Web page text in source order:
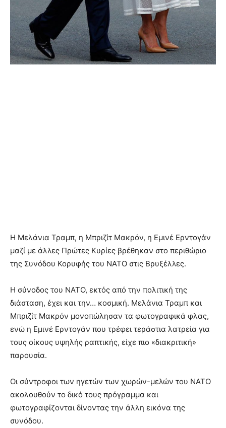
Η Μελάνια Τραμπ, η Μπριζίτ Μακρόν, η Εμινέ Ερντογάν
μαζί με άλλες Πρώτες Κυρίες βρέθηκαν στο περιθώριο
της Συνόδου Κορυφής του ΝΑΤΟ στις Βρυξέλλες.
Η σύνοδος του ΝΑΤΟ, εκτός από την πολιτική της
διάσταση, έχει και την… κοσμική. Μελάνια Τραμπ και
Μπριζίτ Μακρόν μονοπώλησαν τα φωτογραφικά φλας,
ενώ η Εμινέ Ερντογάν που τρέφει τεράστια λατρεία για
τους οίκους υψηλής ραπτικής, είχε πιο «διακριτική»
παρουσία.
Οι σύντροφοι των ηγετών των χωρών-μελών του ΝΑΤΟ
ακολουθούν το δικό τους πρόγραμμα και
φωτογραφίζονται δίνοντας την άλλη εικόνα της
συνόδου.